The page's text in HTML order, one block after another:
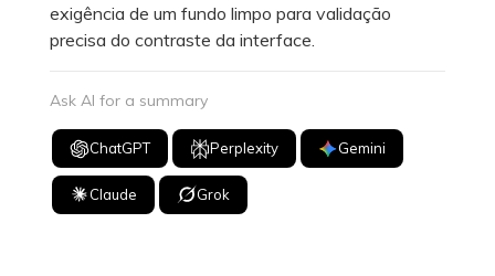
exigência de um fundo limpo para validação
precisa do contraste da interface.
Ask AI for a summary
ChatGPT Perplexity Gemini
Claude Grok